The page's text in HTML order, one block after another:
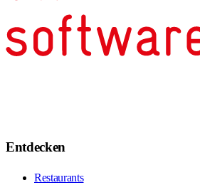
Entdecken
Restaurants